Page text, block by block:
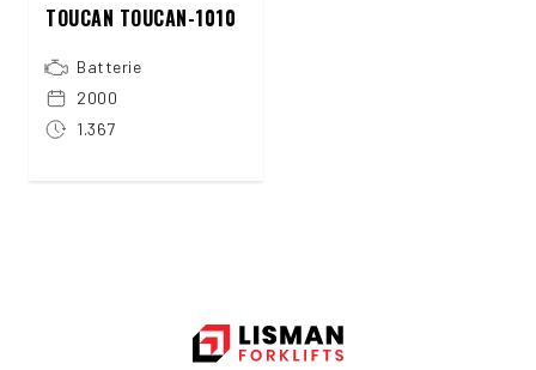
TOUCAN TOUCAN-1010
Batterie
2000
1.367